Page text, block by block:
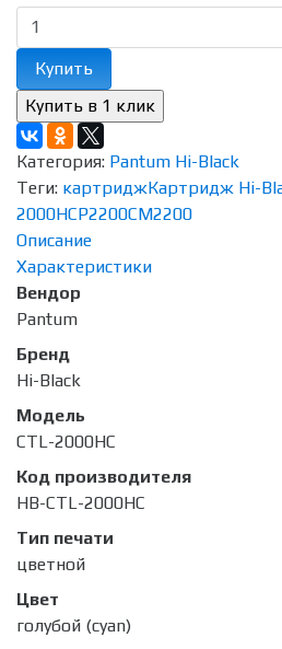
Купить
Категория: Pantum Hi-Black
Теги: картриджКартридж Hi-
2000HCP2200CM2200
Описание
Характеристики
Вендор
Pantum
Бренд
Hi-Black
Модель
CTL-2000HC
Код производителя
HB-CTL-2000HC
Тип печати
цветной
Цвет
голубой (cyan)